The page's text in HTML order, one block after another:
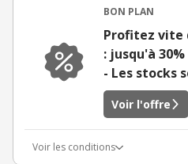
BON PLAN
Profitez vite
: jusqu'à
- Les stocks
Voir l'offre
Voir les conditions